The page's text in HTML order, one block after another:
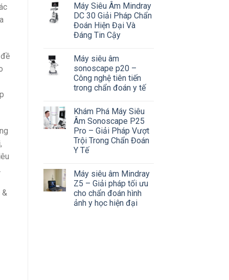
Máy Siêu Âm Mindray
DC 30 Giải Pháp Chẩn
Đoán Hiện Đại Và
Đáng Tin Cậy
Máy siêu âm
sonoscape p20 –
Công nghệ tiên tiến
trong chẩn đoán y tế
Khám Phá Máy Siêu
Âm Sonoscape P25
Pro – Giải Pháp Vượt
Trội Trong Chẩn Đoán
Y Tế
Máy siêu âm Mindray
Z5 – Giải pháp tối ưu
cho chẩn đoán hình
ảnh y học hiện đại